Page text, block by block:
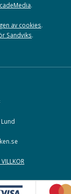
.
av cookies.
Sandviks.
VILLKOR